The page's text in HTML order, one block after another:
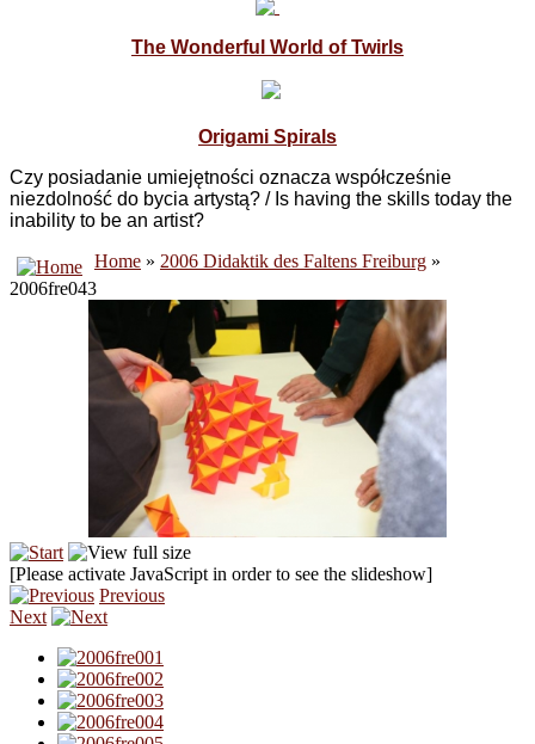
The Wonderful World of Twirls
Origami Spirals
Czy posiadanie umiejętności oznacza współcześnie
niezdolność do bycia artystą? / Is having the skills today the
inability to be an artist?
Home » 2006 Didaktik des Faltens Freiburg »
2006fre043
[Please activate JavaScript in order to see the slideshow]
Previous
Next